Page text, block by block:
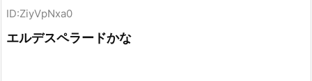
ID:ZiyVpNxa0
エルデスペラードかな